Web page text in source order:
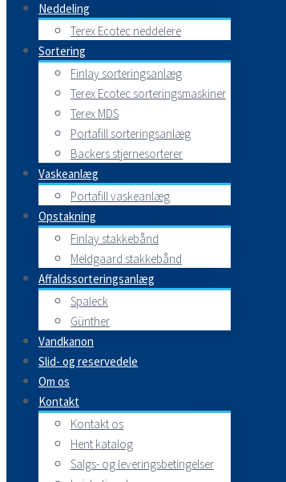
Neddeling
Terex Ecotec neddelere
Sortering
Finlay sorteringsanlæg
Terex Ecotec sorteringsmaskiner
Terex MDS
Portafill sorteringsanlæg
Backers stjernesorterer
Vaskeanlæg
Portafill vaskeanlæg
Opstakning
Finlay stakkebånd
Meldgaard stakkebånd
Affaldssorteringsanlæg
Spaleck
Günther
Vandkanon
Slid- og reservedele
Om os
Kontakt
Kontakt os
Hent katalog
Salgs- og leveringsbetingelser